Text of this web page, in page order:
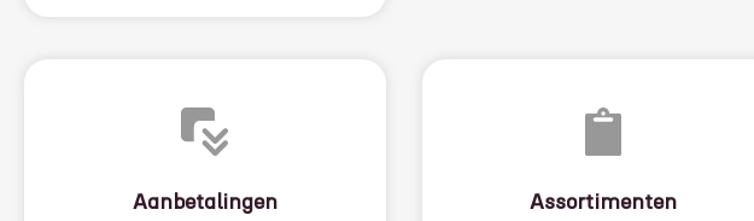
Aanbetalingen Assortimenten